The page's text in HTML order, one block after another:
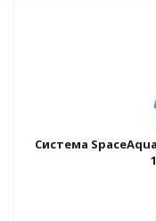
Система